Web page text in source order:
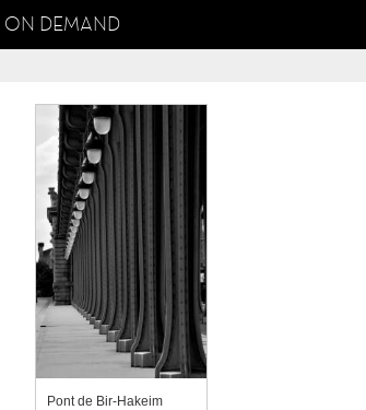
ON DEMAND
Pont de Bir-Hakeim